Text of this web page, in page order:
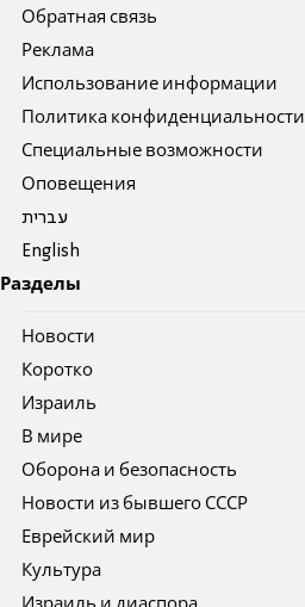
Обратная связь
Реклама
Использование информации
Политика конфиденциальности
Специальные возможности
Оповещения
עברית
English
Разделы
Новости
Коротко
Израиль
В мире
Оборона и безопасность
Новости из бывшего СССР
Еврейский мир
Культура